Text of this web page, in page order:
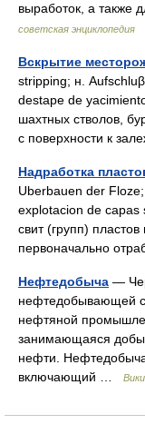
выработок, а также
советская энциклопедия
Вскрытие
stripping; н.
destape de
шахтных стволов,
c поверхности к
Надработка
Uberbauen der
explotacion de capas
свит (групп)
первоначально
Нефтедобыча —
нефтедобывающей
нефтяной
занимающаяся
нефти.
включающий …